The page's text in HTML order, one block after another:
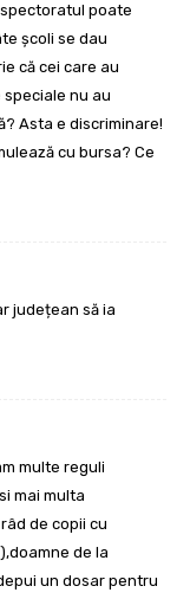
poate
școli se dau
că cei care au
nu au
Asta e discriminare!
cu bursa? Ce
județean să ia
multe reguli
mai multa
de copii cu
de la
un dosar pentru